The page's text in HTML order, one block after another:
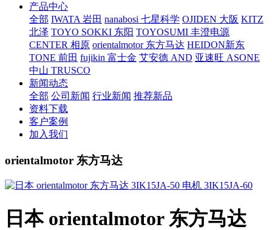
产品中心
全部 IWATA 岩田 nanabosi 七星科学 OJIDEN 大阪 KITZ
北泽 TOYO SOKKI 东阳 TOYOSUMI 丰澄电源
CENTER 相原 orientalmotor 东方马达 HEIDON新东
TONE 前田 fujikin 富士金 艾安德 AND 亚速旺 ASONE
中山 TRUSCO
新闻动态
全部 公司新闻 行业新闻 推荐新品
资料下载
客户案例
加入我们
orientalmotor 东方马达
日本 orientalmotor 东方马达